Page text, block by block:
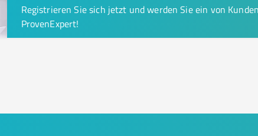
Registrieren Sie sich jetzt und werden Sie ein von
ProvenExpert!